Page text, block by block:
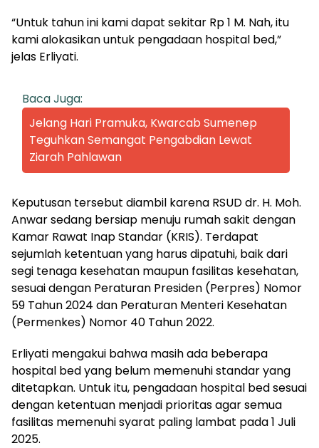
“Untuk tahun ini kami dapat sekitar Rp 1 M. Nah, itu
kami alokasikan untuk pengadaan hospital bed,”
jelas Erliyati.
Baca Juga:
Jelang Hari Pramuka, Kwarcab Sumenep
Teguhkan Semangat Pengabdian Lewat
Ziarah Pahlawan
Keputusan tersebut diambil karena RSUD dr. H. Moh.
Anwar sedang bersiap menuju rumah sakit dengan
Kamar Rawat Inap Standar (KRIS). Terdapat
sejumlah ketentuan yang harus dipatuhi, baik dari
segi tenaga kesehatan maupun fasilitas kesehatan,
sesuai dengan Peraturan Presiden (Perpres) Nomor
59 Tahun 2024 dan Peraturan Menteri Kesehatan
(Permenkes) Nomor 40 Tahun 2022.
Erliyati mengakui bahwa masih ada beberapa
hospital bed yang belum memenuhi standar yang
ditetapkan. Untuk itu, pengadaan hospital bed sesuai
dengan ketentuan menjadi prioritas agar semua
fasilitas memenuhi syarat paling lambat pada 1 Juli
2025.